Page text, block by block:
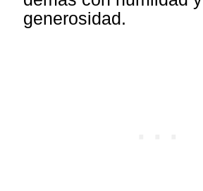
generosidad.